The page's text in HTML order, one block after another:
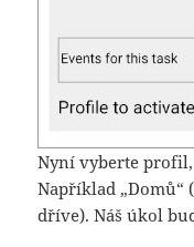
Nyní vyberte
Například
dříve). Náš úkol